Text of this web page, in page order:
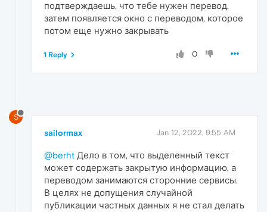
подтверждаешь, что тебе нужен перевод,
затем появляется окно с переводом, которое
потом еще нужно закрывать
0
1 Reply
S
sailormax Jan 12, 2022, 9:55 AM
@berht Дело в том, что выделенный текст
может содержать закрытую информацию, а
переводом занимаются сторонние сервисы.
В целях не допущения случайной
публикации частных данных я не стал делать